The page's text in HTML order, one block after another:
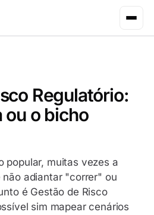
Regulatório:
ou o bicho
popular, muitas vezes a
não adiantar "correr" ou
é Gestão de Risco
sim mapear cenários